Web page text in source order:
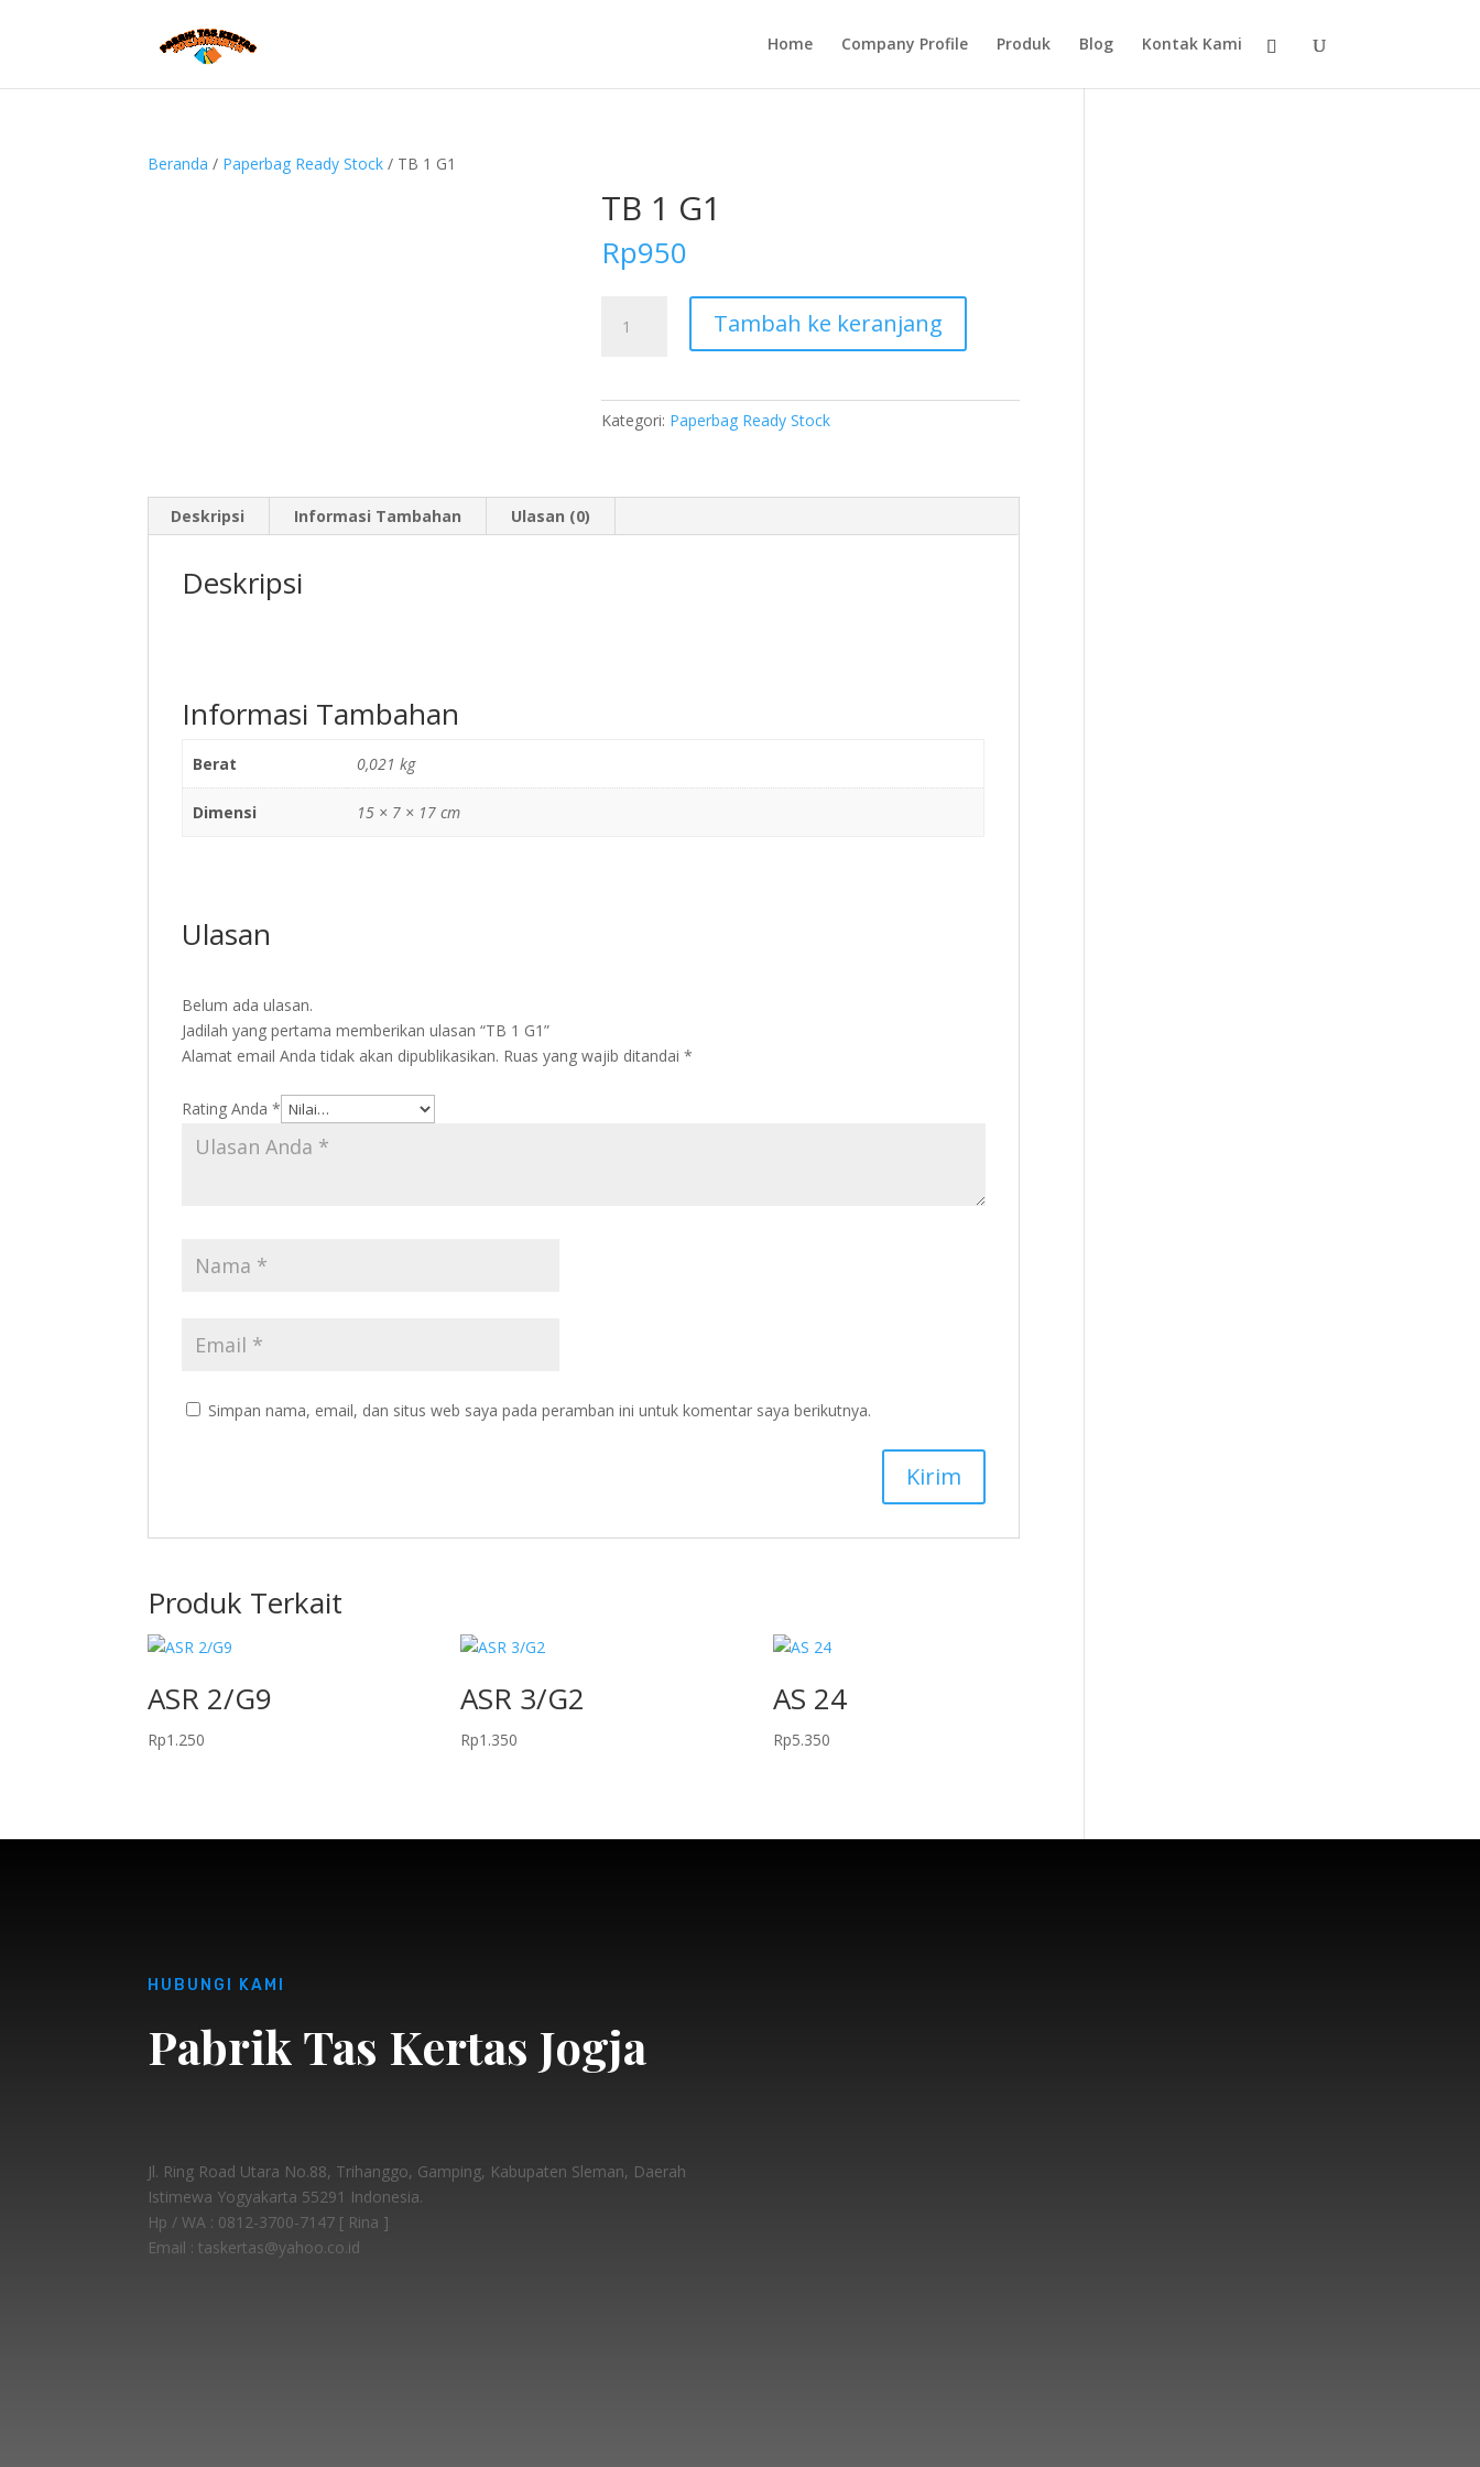
Home Company Profile Produk Blog Kontak Kami
Beranda / Paperbag Ready Stock / TB 1 G1
TB 1 G1
Rp950
Tambah ke keranjang
Kategori: Paperbag Ready Stock
Deskripsi Informasi Tambahan Ulasan (0)
Deskripsi
Informasi Tambahan
Berat 0,021 kg
Dimensi 15 × 7 × 17 cm
Ulasan
Belum ada ulasan.
Jadilah yang pertama memberikan ulasan “TB 1 G1”
Alamat email Anda tidak akan dipublikasikan. Ruas yang wajib ditandai*
Rating Anda*
Simpan nama, email, dan situs web saya pada peramban ini untuk komentar saya berikutnya.
Produk Terkait
ASR 2/G9
Rp1.250
ASR 3/G2
Rp1.350
AS 24
Rp5.350
HUBUNGI KAMI
Pabrik Tas Kertas Jogja
Jl. Ring Road Utara No.88, Trihanggo, Gamping, Kabupaten Sleman, Daerah
Istimewa Yogyakarta 55291 Indonesia.
Hp / WA : 0812-3700-7147 [ Rina ]
Email : taskertas@yahoo.co.id